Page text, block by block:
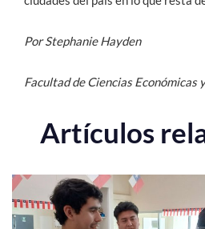
Por Stephanie Hayden
Facultad de Ciencias
Artículos